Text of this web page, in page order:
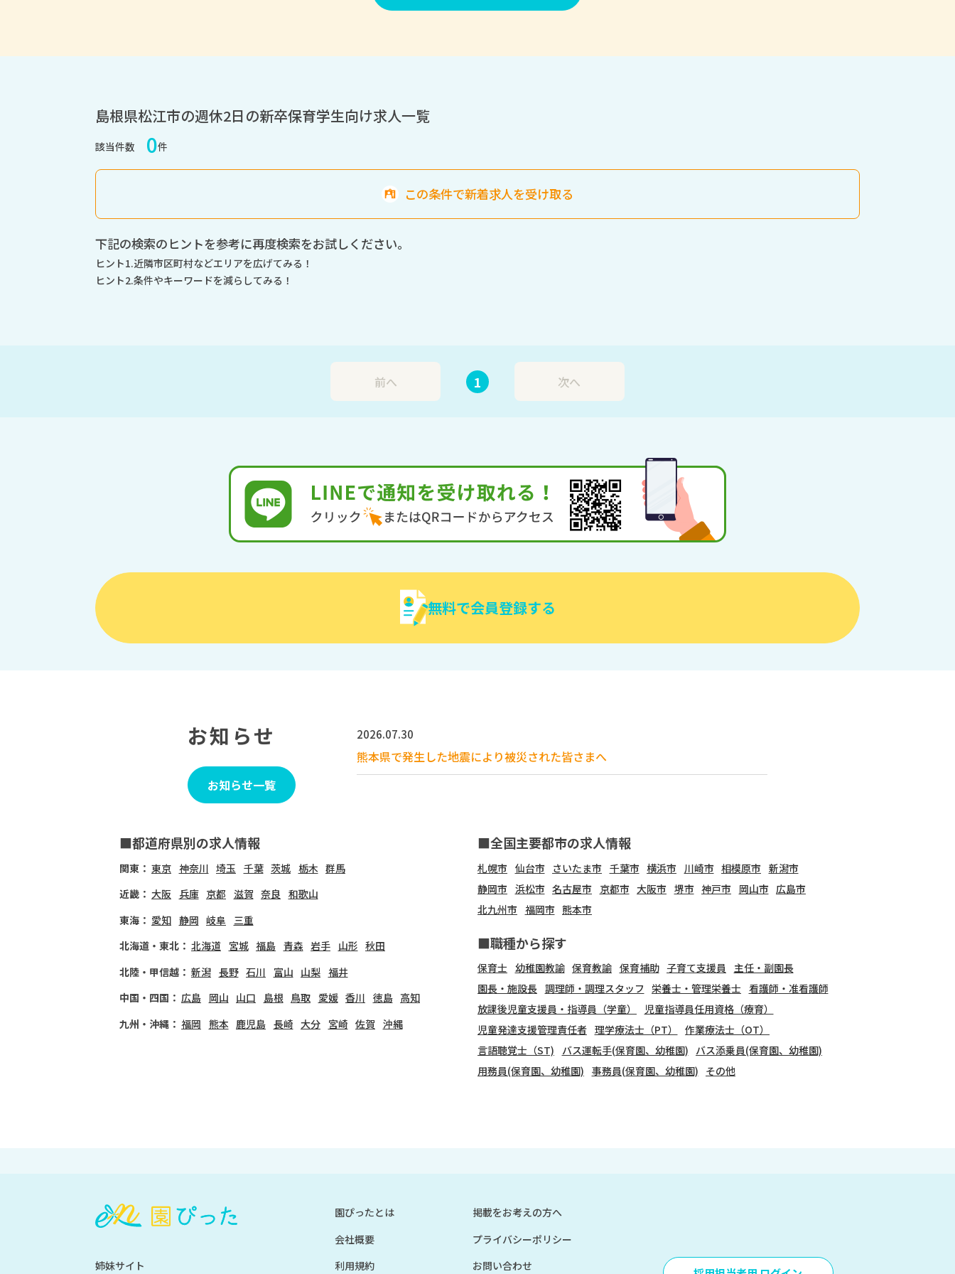
島根県松江市の週休2日の新卒保育学生向け求人一覧
該当件数 0件
この条件で新着求人を受け取る
下記の検索のヒントを参考に再度検索をお試しください。
ヒント1.近隣市区町村などエリアを広げてみる！
ヒント2.条件やキーワードを減らしてみる！
前へ 1 次へ
無料で会員登録する
お知らせ
お知らせ一覧
2026.07.30
熊本県で発生した地震により被災された皆さまへ
■都道府県別の求人情報
関東： 東京 神奈川 埼玉 千葉 茨城 栃木 群馬
近畿： 大阪 兵庫 京都 滋賀 奈良 和歌山
東海： 愛知 静岡 岐阜
三重
北海道・東北： 北海道 宮城 福島 青森 岩手 山形 秋田
北陸・甲信越： 新潟 長野 石川 富山 山梨 福井
中国・四国： 広島 岡山 山口 島根 鳥取 愛媛 香川 徳島 高知
九州・沖縄： 福岡 熊本 鹿児島 長崎 大分 宮崎 佐賀 沖縄
■全国主要都市の求人情報
札幌市 仙台市 さいたま市 千葉市 横浜市 川崎市 相模原市 新潟市
静岡市 浜松市 名古屋市 京都市 大阪市 堺市 神戸市 岡山市 広島市
北九州市 福岡市 熊本市
■職種から探す
保育士 幼稚園教諭 保育教諭 保育補助 子育て支援員
主任・副園長
園長・施設長 調理師・調理スタッフ 栄養士・管理栄養士 看護師・准看護師
放課後児童支援員・指導員（学童）
児童指導員任用資格（療育）
児童発達支援管理責任者 理学療法士（PT）
作業療法士（OT）
言語聴覚士（ST)
バス運転手(保育園、幼稚園) バス添乗員(保育園、幼稚園)
用務員(保育園、幼稚園) 事務員(保育園、幼稚園) その他
姉妹サイト
園ぴったとは
掲載をお考えの方へ
会社概要
プライバシーポリシー
利用規約
お問い合わせ